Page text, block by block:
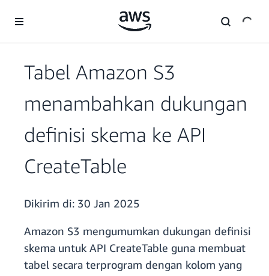
Tabel Amazon S3
menambahkan dukungan
definisi skema ke API
CreateTable
Dikirim di: 30 Jan 2025
Amazon S3 mengumumkan dukungan definisi
skema untuk API CreateTable guna membuat
tabel secara terprogram dengan kolom yang